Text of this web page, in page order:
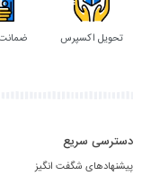
تحویل اکسپرس
دسترسی سریع
پیشنهادهای شگفت انگیز